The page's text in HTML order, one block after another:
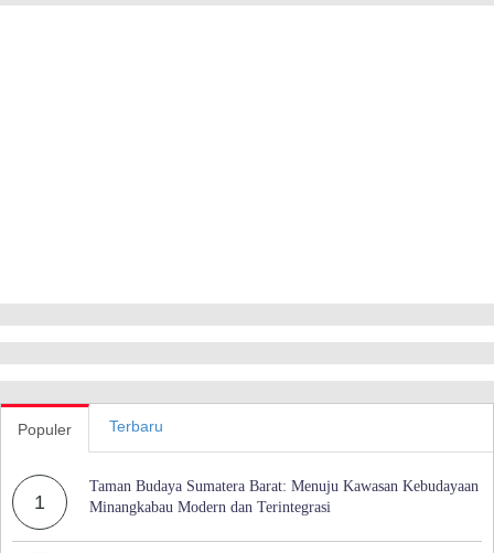
Populer Terbaru
1
Taman Budaya Sumatera Barat: Menuju Kawasan Kebudayaan
Minangkabau Modern dan Terintegrasi